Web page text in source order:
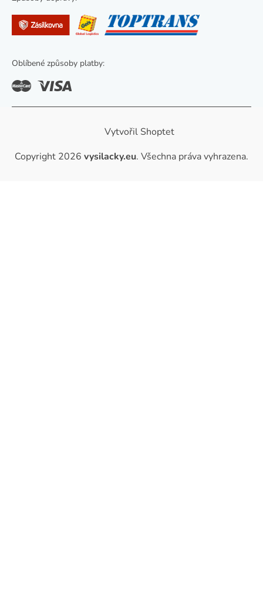
Oblíbené způsoby platby:
Vytvořil Shoptet
Copyright 2026 vysilacky.eu. Všechna práva vyhrazena.